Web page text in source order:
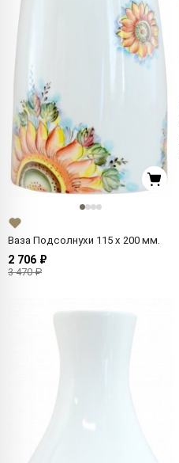
Ваза Подсолнухи 115 x 200 мм.
2 706 ₽
3 470 ₽